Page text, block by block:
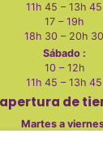
11h 45 – 13h 45
17 – 19h
18h 30 – 20h 30
Sábado :
10 – 12h
11h 45 – 13h 45
de
Martes a